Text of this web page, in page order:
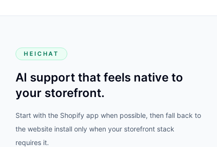
HEICHAT
AI support that feels native to
your storefront.
Start with the Shopify app when possible, then fall back to
the website install only when your storefront stack
requires it.